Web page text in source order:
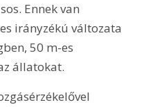
Ennek van
irányzékú változata
50 m-es
állatokat.